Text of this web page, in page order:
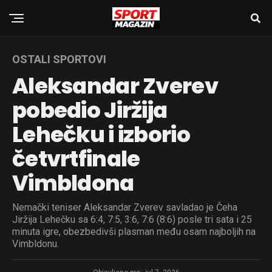
OSTALI SPORTOVI
Aleksandar Zverev
pobedio Jiržija
Lehečku i izborio
četvrtfinale
Vimbldona
Nemački teniser Aleksandar Zverev savladao je Čeha
Jiržija Lehečku sa 6:4, 7:5, 3:6, 7:6 (8:6) posle tri sata i 25
minuta igre, obezbedivši plasman među osam najboljih na
Vimbldonu.